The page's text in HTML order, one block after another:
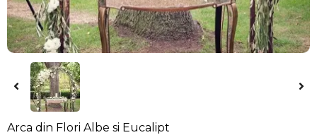
Arca din Flori Albe si Eucalipt